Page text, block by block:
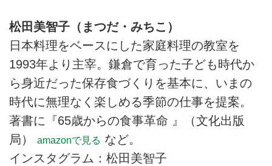
松田美智子（まつだ・みちこ）
日本料理をベースにした家庭料理の教室を
1993年より主宰。鎌倉で育った子ども時代か
ら身近だった保存食づくりを基本に、いまの
時代に無理なく楽しめる季節の仕事を提案。
著書に『65歳からの食事革命 』（文化出版
局）
amazonで見る など。
インスタグラム：松田美智子